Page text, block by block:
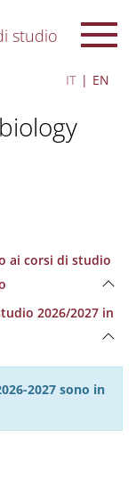
studio
IT EN
ai corsi di studio
2026/2027 in
2027 sono in